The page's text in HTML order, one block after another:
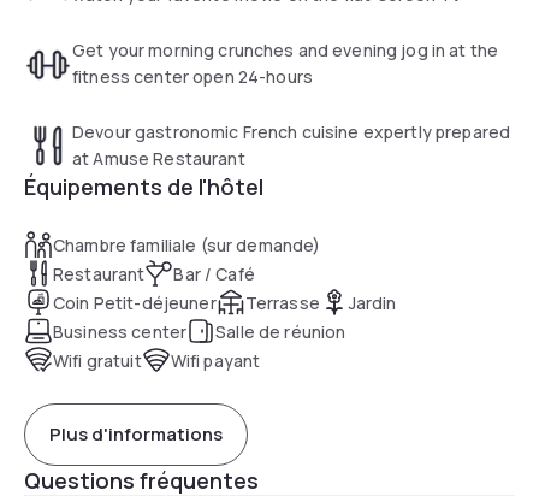
Get your morning crunches and evening jog in at the
fitness center open 24-hours
Devour gastronomic French cuisine expertly prepared
at Amuse Restaurant
Équipements de l'hôtel
Chambre familiale (sur demande)
Restaurant
Bar / Café
Coin Petit-déjeuner
Terrasse
Jardin
Business center
Salle de réunion
Wifi gratuit
Wifi payant
Plus d'informations
Questions fréquentes